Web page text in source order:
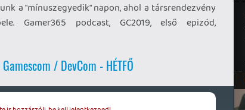
a "mínuszegyedik" napon, ahol a társrendezvény
Gamer365 podcast, GC2019, első epizód,
/ DevCom - HÉTFŐ